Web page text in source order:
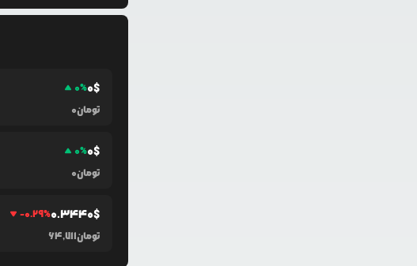
0%0$
0تومان
0%0$
0تومان
-0.29%0.3440$
64,711تومان